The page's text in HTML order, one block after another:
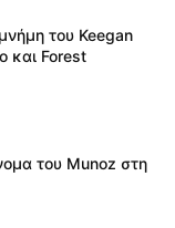
του Keegan
και Forest
του Munoz στη